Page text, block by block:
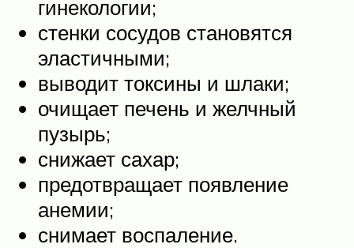
гинекологии;
стенки сосудов становятся
эластичными;
выводит токсины и шлаки;
очищает печень и желчный
пузырь;
снижает сахар;
предотвращает появление
анемии;
снимает воспаление.